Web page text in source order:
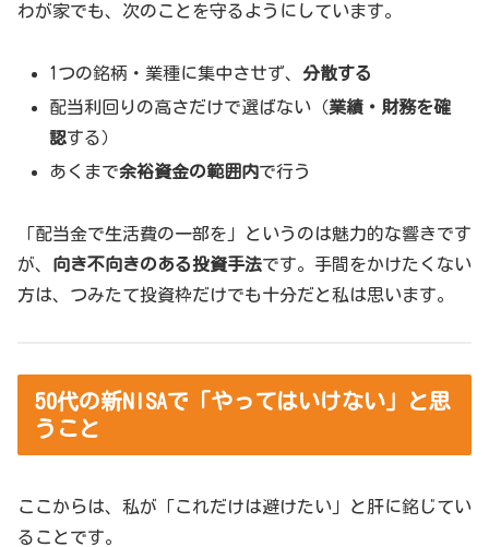
わが家でも、次のことを守るようにしています。
1つの銘柄・業種に集中させず、分散する
配当利回りの高さだけで選ばない（業績・財務を確
認する）
あくまで余裕資金の範囲内で行う
「配当金で生活費の一部を」というのは魅力的な響きです
が、 向き不向きのある投資手法です。手間をかけたくない
方は、つみたて投資枠だけでも十分だと私は思います。
50代の新NISAで「やってはいけない」と思
うこと
ここからは、私が「これだけは避けたい」と肝に銘じてい
ることです。